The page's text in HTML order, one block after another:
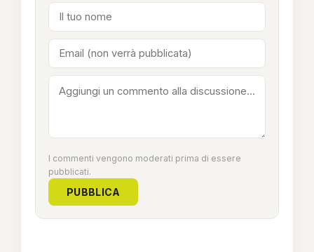
I commenti vengono moderati prima di essere
pubblicati.
PUBBLICA